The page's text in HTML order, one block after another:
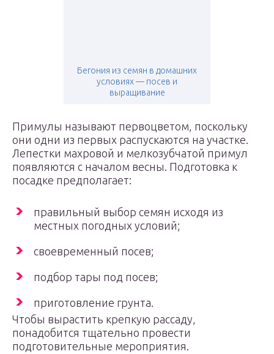
Бегония из семян в домашних
условиях — посев и
выращивание
Примулы называют первоцветом, поскольку
они одни из первых распускаются на участке.
Лепестки махровой и мелкозубчатой примул
появляются с началом весны. Подготовка к
посадке предполагает:
правильный выбор семян исходя из
местных погодных условий;
своевременный посев;
подбор тары под посев;
приготовление грунта.
Чтобы вырастить крепкую рассаду,
понадобится тщательно провести
подготовительные мероприятия.